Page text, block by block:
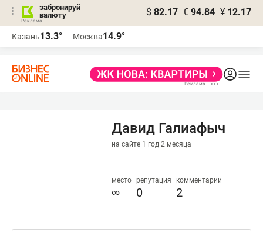
забронируй
валюту
$ 82.17 € 94.84 ¥ 12.17
Казань13.3° Москва14.9°
Давид Галиафыч
на сайте 1 год 2 месяца
место
∞
репутация
0
комментарии
2